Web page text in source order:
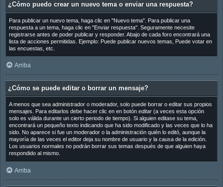
¿Cómo puedo crear un nuevo tema o enviar una respuesta?
Para publicar un nuevo tema, haga clic en "Nuevo tema". Para publicar una
respuesta a un tema, haga clic en "Enviar respuesta". Seguramente necesite
registrarse antes de poder publicar y responder. Abajo de cada foro encontrará una
lista de acciones permitidas. Ejemplo: Puede publicar nuevos temas, Puede votar en
las encuestas, etc.
Arriba
¿Cómo se puede editar o borrar un mensaje?
A menos que sea administrador o moderador, solo puede borrar o editar sus propios
mensajes. Para editarlos debe hacer clic en en botón editar(a veces esta opción
solo es válida durante un cierto periodo de tiempo). Si alguien editase su tema,
encontrará un pequeño texto indicando que ha sido modificado y las veces que lo ha
sido. No aparece si fue un moderador o la administración quién lo editó, aunque la
mayoría de las veces el editor deja su nombre de usuario y la causa de la edición.
Los usuarios normales no podrán borrar sus temas después de que alguien haya
respondido al mismo.
Arriba